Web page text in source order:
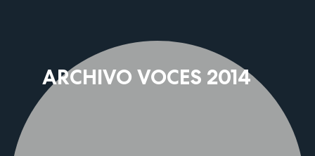
ARCHIVO VOCES 2014